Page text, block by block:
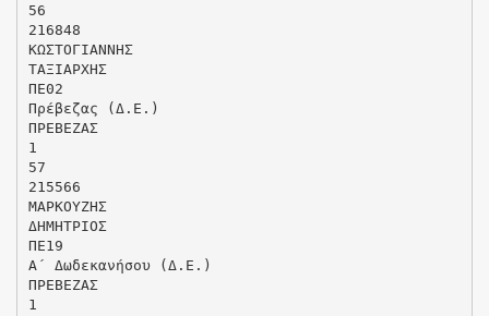
56
216848
ΚΩΣΤΟΓΙΑΝΝΗΣ
ΤΑΞΙΑΡΧΗΣ
ΠΕ02
Πρέβεζας (Δ.Ε.)
ΠΡΕΒΕΖΑΣ
1
57
215566
ΜΑΡΚΟΥΖΗΣ
ΔΗΜΗΤΡΙΟΣ
ΠΕ19
Α΄ Δωδεκανήσου (Δ.Ε.)
ΠΡΕΒΕΖΑΣ
1